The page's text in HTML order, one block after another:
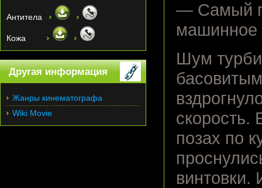
— Самый
машинное
Шум
скорость.
позах по
винтовки.
Антитела
Кожа
Другая информация
Жанры кинематографа
Wiki Movie